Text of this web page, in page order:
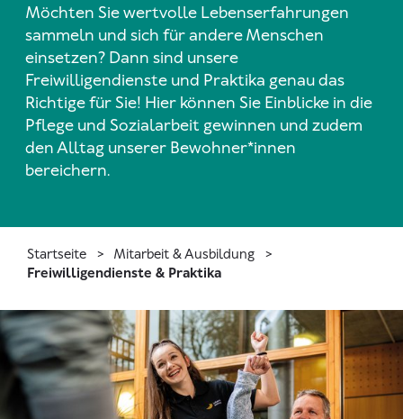
Möchten Sie wertvolle Lebenserfahrungen
sammeln und sich für andere Menschen
einsetzen? Dann sind unsere
Freiwilligendienste und Praktika genau das
Richtige für Sie! Hier können Sie Einblicke in die
Pflege und Sozialarbeit gewinnen und zudem
den Alltag unserer Bewohner*innen
bereichern.
Startseite
Mitarbeit & Ausbildung
Freiwilligendienste & Praktika